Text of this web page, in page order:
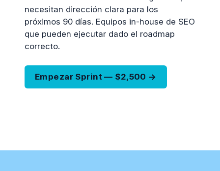
necesitan dirección clara para los
próximos 90 días. Equipos in-house de SEO
que pueden ejecutar dado el roadmap
correcto.
Empezar Sprint — $2,500 →